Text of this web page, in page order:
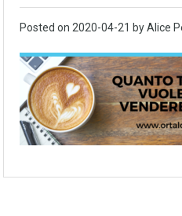
Posted on 2020-04-21 by Alice